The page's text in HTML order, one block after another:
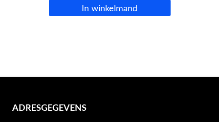
In winkelmand
ADRESGEGEVENS